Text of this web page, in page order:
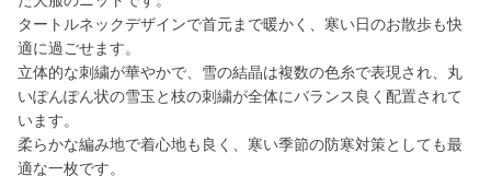
タートルネックデザインで首元まで暖かく、寒い日のお散歩も快
適に過ごせます。
立体的な刺繍が華やかで、雪の結晶は複数の色糸で表現され、丸
いぽんぽん状の雪玉と枝の刺繍が全体にバランス良く配置されて
います。
柔らかな編み地で着心地も良く、寒い季節の防寒対策としても最
適な一枚です。